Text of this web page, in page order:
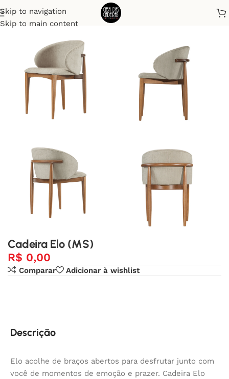
Skip to navigation
Skip to main content
Início Cadeiras
Cadeira Elo (MS)
R$ 0,00
Comparar Adicionar à wishlist
Descrição
Elo acolhe de braços abertos para desfrutar junto com
você de momentos de emoção e prazer. Cadeira Elo